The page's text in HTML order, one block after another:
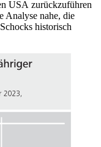
USA zurückzuführen
Analyse nahe, die
historisch